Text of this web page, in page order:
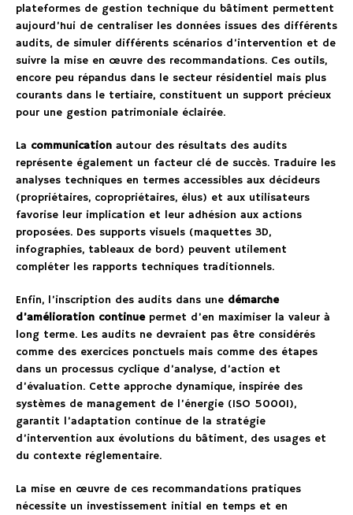
plateformes de gestion technique du bâtiment permettent
aujourd’hui de centraliser les données issues des différents
audits, de simuler différents scénarios d’intervention et de
suivre la mise en œuvre des recommandations. Ces outils,
encore peu répandus dans le secteur résidentiel mais plus
courants dans le tertiaire, constituent un support précieux
pour une gestion patrimoniale éclairée.
La communication autour des résultats des audits
représente également un facteur clé de succès. Traduire les
analyses techniques en termes accessibles aux décideurs
(propriétaires, copropriétaires, élus) et aux utilisateurs
favorise leur implication et leur adhésion aux actions
proposées. Des supports visuels (maquettes 3D,
infographies, tableaux de bord) peuvent utilement
compléter les rapports techniques traditionnels.
Enfin, l’inscription des audits dans une démarche
d’amélioration continuepermet d’en maximiser la valeur à
long terme. Les audits ne devraient pas être considérés
comme des exercices ponctuels mais comme des étapes
dans un processus cyclique d’analyse, d’action et
d’évaluation. Cette approche dynamique, inspirée des
systèmes de management de l’énergie (ISO 50001),
garantit l’adaptation continue de la stratégie
d’intervention aux évolutions du bâtiment, des usages et
du contexte réglementaire.
La mise en œuvre de ces recommandations pratiques
nécessite un investissement initial en temps et en